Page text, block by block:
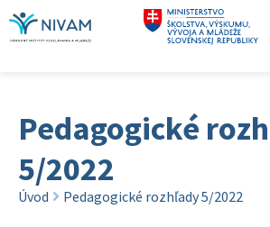
Pedagogické
5/2022
Úvod Pedagogické rozhľady 5/2022